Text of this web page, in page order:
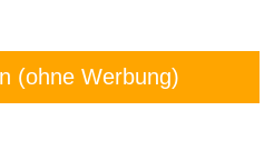
(ohne Werbung)